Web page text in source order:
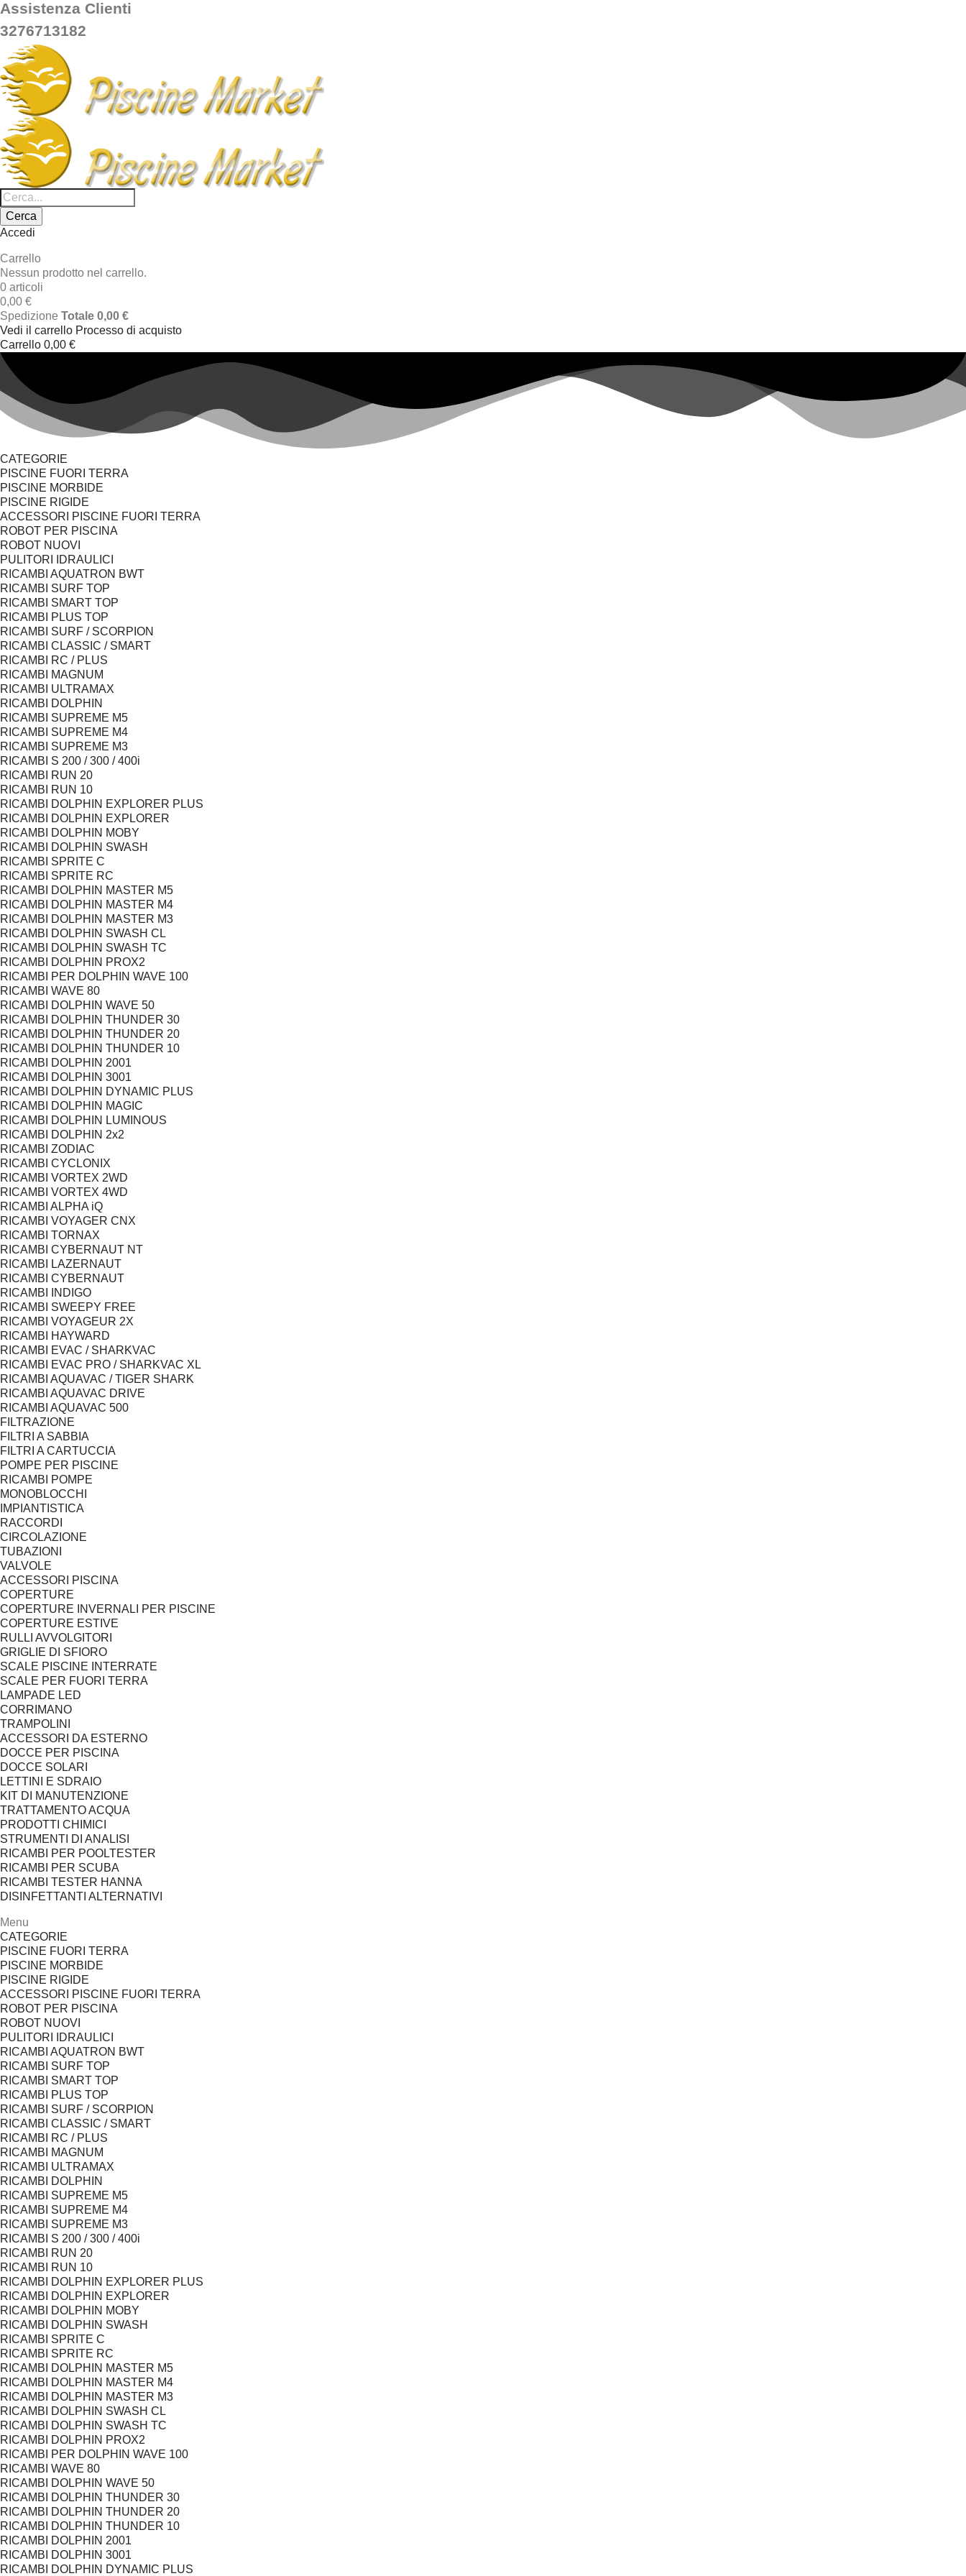
Assistenza Clienti
3276713182
Cerca
Accedi
Carrello
Nessun prodotto nel carrello.
0 articoli
0,00 €
Spedizione Totale 0,00 €
Vedi il carrello Processo di acquisto
Carrello 0,00 €
CATEGORIE
PISCINE FUORI TERRA
PISCINE MORBIDE
PISCINE RIGIDE
ACCESSORI PISCINE FUORI TERRA
ROBOT PER PISCINA
ROBOT NUOVI
PULITORI IDRAULICI
RICAMBI AQUATRON BWT
RICAMBI SURF TOP
RICAMBI SMART TOP
RICAMBI PLUS TOP
RICAMBI SURF / SCORPION
RICAMBI CLASSIC / SMART
RICAMBI RC / PLUS
RICAMBI MAGNUM
RICAMBI ULTRAMAX
RICAMBI DOLPHIN
RICAMBI SUPREME M5
RICAMBI SUPREME M4
RICAMBI SUPREME M3
RICAMBI S 200 / 300 / 400i
RICAMBI RUN 20
RICAMBI RUN 10
RICAMBI DOLPHIN EXPLORER PLUS
RICAMBI DOLPHIN EXPLORER
RICAMBI DOLPHIN MOBY
RICAMBI DOLPHIN SWASH
RICAMBI SPRITE C
RICAMBI SPRITE RC
RICAMBI DOLPHIN MASTER M5
RICAMBI DOLPHIN MASTER M4
RICAMBI DOLPHIN MASTER M3
RICAMBI DOLPHIN SWASH CL
RICAMBI DOLPHIN SWASH TC
RICAMBI DOLPHIN PROX2
RICAMBI PER DOLPHIN WAVE 100
RICAMBI WAVE 80
RICAMBI DOLPHIN WAVE 50
RICAMBI DOLPHIN THUNDER 30
RICAMBI DOLPHIN THUNDER 20
RICAMBI DOLPHIN THUNDER 10
RICAMBI DOLPHIN 2001
RICAMBI DOLPHIN 3001
RICAMBI DOLPHIN DYNAMIC PLUS
RICAMBI DOLPHIN MAGIC
RICAMBI DOLPHIN LUMINOUS
RICAMBI DOLPHIN 2x2
RICAMBI ZODIAC
RICAMBI CYCLONIX
RICAMBI VORTEX 2WD
RICAMBI VORTEX 4WD
RICAMBI ALPHA iQ
RICAMBI VOYAGER CNX
RICAMBI TORNAX
RICAMBI CYBERNAUT NT
RICAMBI LAZERNAUT
RICAMBI CYBERNAUT
RICAMBI INDIGO
RICAMBI SWEEPY FREE
RICAMBI VOYAGEUR 2X
RICAMBI HAYWARD
RICAMBI EVAC / SHARKVAC
RICAMBI EVAC PRO / SHARKVAC XL
RICAMBI AQUAVAC / TIGER SHARK
RICAMBI AQUAVAC DRIVE
RICAMBI AQUAVAC 500
FILTRAZIONE
FILTRI A SABBIA
FILTRI A CARTUCCIA
POMPE PER PISCINE
RICAMBI POMPE
MONOBLOCCHI
IMPIANTISTICA
RACCORDI
CIRCOLAZIONE
TUBAZIONI
VALVOLE
ACCESSORI PISCINA
COPERTURE
COPERTURE INVERNALI PER PISCINE
COPERTURE ESTIVE
RULLI AVVOLGITORI
GRIGLIE DI SFIORO
SCALE PISCINE INTERRATE
SCALE PER FUORI TERRA
LAMPADE LED
CORRIMANO
TRAMPOLINI
ACCESSORI DA ESTERNO
DOCCE PER PISCINA
DOCCE SOLARI
LETTINI E SDRAIO
KIT DI MANUTENZIONE
TRATTAMENTO ACQUA
PRODOTTI CHIMICI
STRUMENTI DI ANALISI
RICAMBI PER POOLTESTER
RICAMBI PER SCUBA
RICAMBI TESTER HANNA
DISINFETTANTI ALTERNATIVI
Menu
CATEGORIE
PISCINE FUORI TERRA
PISCINE MORBIDE
PISCINE RIGIDE
ACCESSORI PISCINE FUORI TERRA
ROBOT PER PISCINA
ROBOT NUOVI
PULITORI IDRAULICI
RICAMBI AQUATRON BWT
RICAMBI SURF TOP
RICAMBI SMART TOP
RICAMBI PLUS TOP
RICAMBI SURF / SCORPION
RICAMBI CLASSIC / SMART
RICAMBI RC / PLUS
RICAMBI MAGNUM
RICAMBI ULTRAMAX
RICAMBI DOLPHIN
RICAMBI SUPREME M5
RICAMBI SUPREME M4
RICAMBI SUPREME M3
RICAMBI S 200 / 300 / 400i
RICAMBI RUN 20
RICAMBI RUN 10
RICAMBI DOLPHIN EXPLORER PLUS
RICAMBI DOLPHIN EXPLORER
RICAMBI DOLPHIN MOBY
RICAMBI DOLPHIN SWASH
RICAMBI SPRITE C
RICAMBI SPRITE RC
RICAMBI DOLPHIN MASTER M5
RICAMBI DOLPHIN MASTER M4
RICAMBI DOLPHIN MASTER M3
RICAMBI DOLPHIN SWASH CL
RICAMBI DOLPHIN SWASH TC
RICAMBI DOLPHIN PROX2
RICAMBI PER DOLPHIN WAVE 100
RICAMBI WAVE 80
RICAMBI DOLPHIN WAVE 50
RICAMBI DOLPHIN THUNDER 30
RICAMBI DOLPHIN THUNDER 20
RICAMBI DOLPHIN THUNDER 10
RICAMBI DOLPHIN 2001
RICAMBI DOLPHIN 3001
RICAMBI DOLPHIN DYNAMIC PLUS